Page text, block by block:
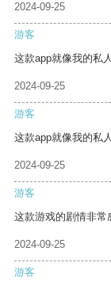
2024-09-25
游客
这款app就像我的私
2024-09-25
游客
这款app就像我的私
2024-09-25
游客
这款游戏的剧情非常
2024-09-25
游客